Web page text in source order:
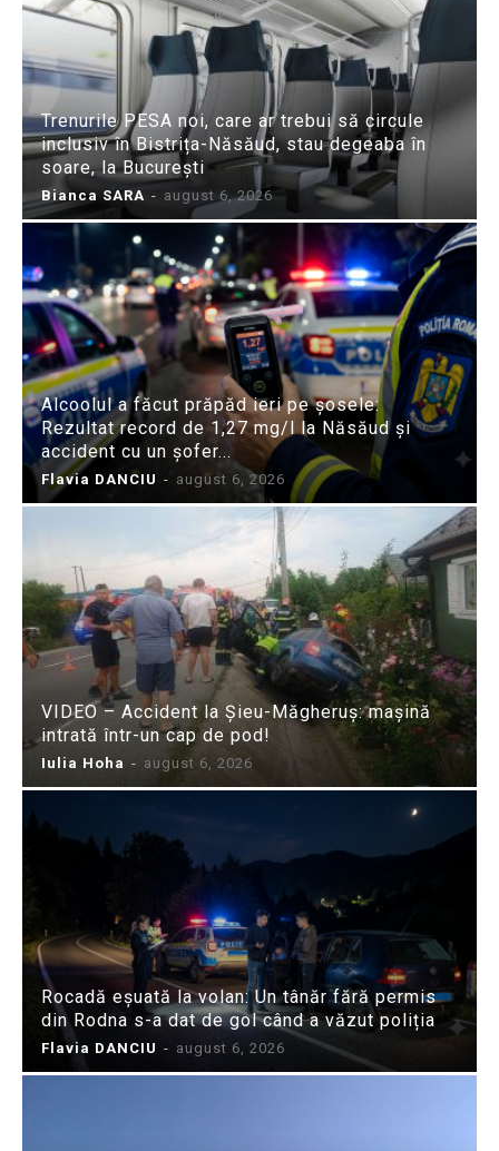
Trenurile PESA noi, care ar trebui să circule
inclusiv în Bistrița-Năsăud, stau degeaba în
soare, la București
Bianca SARA - august 6, 2026
Alcoolul a făcut prăpăd ieri pe șosele:
Rezultat record de 1,27 mg/l la Năsăud și
accident cu un șofer...
Flavia DANCIU - august 6, 2026
VIDEO – Accident la Șieu-Măgheruș: mașină
intrată într-un cap de pod!
Iulia Hoha - august 6, 2026
Rocadă eșuată la volan: Un tânăr fără permis
din Rodna s-a dat de gol când a văzut poliția
Flavia DANCIU - august 6, 2026